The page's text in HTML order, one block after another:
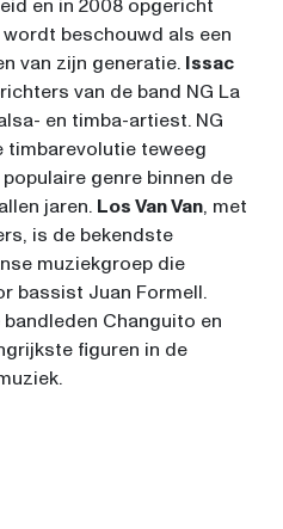
en in 2008 opgericht
beschouwd als een
van zijn generatie. Issac
van de band NG La
en timba-artiest. NG
timbarevolutie teweeg
genre binnen de
jaren. Los Van Van, met
is de bekendste
muziekgroep die
bassist Juan Formell.
Changuito en
figuren in de